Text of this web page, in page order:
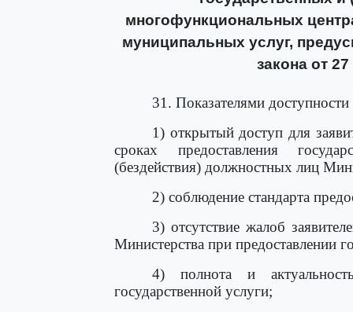
многофункциональных
муниципальных услуг,
закона от
31. Показателями доступности
1) открытый доступ для
сроках предоставления
(бездействия) должностных лиц
2) соблюдение стандарта
3) отсутствие жалоб
Министерства при предоставлении
4) полнота и
государственной услуги;